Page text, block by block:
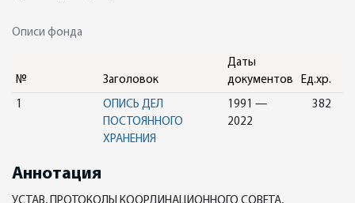
Описи фонда
№ Заголовок
Даты
документов
Ед.хр.
1
ОПИСЬ ДЕЛ
ПОСТОЯННОГО
ХРАНЕНИЯ
1991 —
2022
382
Аннотация